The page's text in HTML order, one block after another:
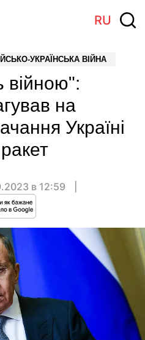
RU
УКРАЇНСЬКА ВІЙНА
на
Україні
в 12:59